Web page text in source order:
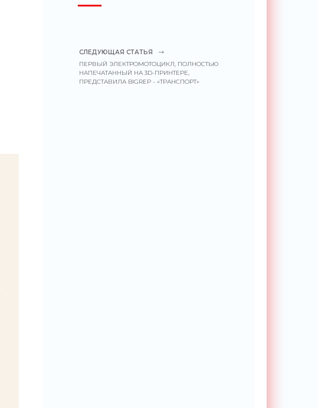
СЛЕДУЮЩАЯ СТАТЬЯ
ПЕРВЫЙ ЭЛЕКТРОМОТОЦИКЛ, ПОЛНОСТЬЮ
НАПЕЧАТАННЫЙ НА 3D-ПРИНТЕРЕ,
ПРЕДСТАВИЛА BIGREP - «ТРАНСПОРТ»